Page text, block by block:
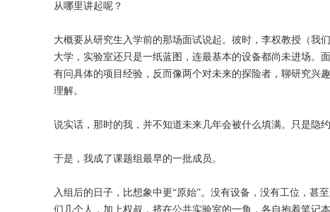
从哪里讲起呢？
大概要从研究生入学前的那场面试说起。彼时，李权教授（我
大学，实验室还只是一纸蓝图，连最基本的设备都尚未进场。
有问具体的项目经验，反而像两个对未来的探险者，聊研究兴
理解。
说实话，那时的我，并不知道未来几年会被什么填满。只是隐
于是，我成了课题组最早的一批成员。
入组后的日子，比想象中更“原始”。没有设备，没有工位，甚
们几个人，加上权叔，挤在公共实验室的一角，各自抱着笔记